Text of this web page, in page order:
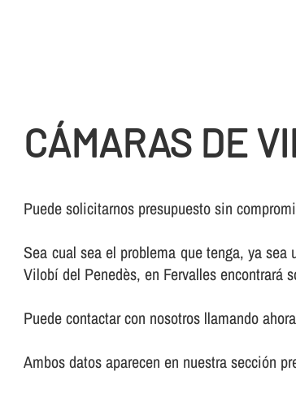
CÁMARAS DE
Puede solicitarnos presupuesto sin
Sea cual sea el problema que tenga, ya
Vilobí del Penedès, en Fervalles encontrará
Puede contactar con nosotros llamando
Ambos datos aparecen en nuestra sección